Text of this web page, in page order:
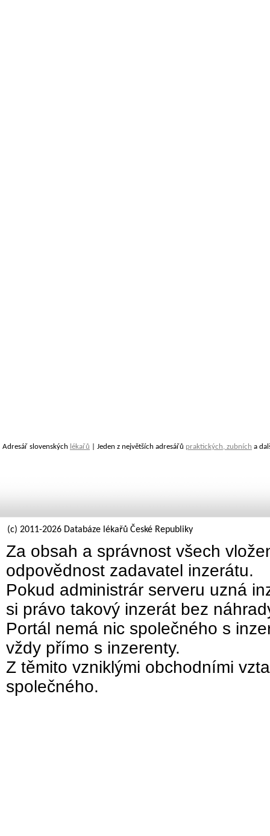
Adresář slovenských lékařů | Jeden z největších adresářů praktických, zubních a
(c) 2011-2026 Databáze lékařů České Republiky
Za obsah a správnost všech
odpovědnost zadavatel inzerátu.
Pokud administrár serveru uzná
si právo takový inzerát bez
Portál nemá nic společného s
vždy přímo s inzerenty.
Z těmito vzniklými obchodními
společného.